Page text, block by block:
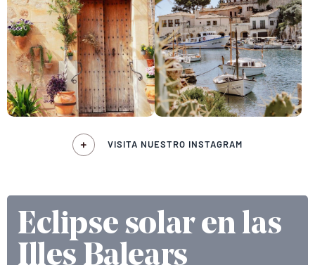
VISITA NUESTRO INSTAGRAM
Eclipse solar en las
Illes Balears